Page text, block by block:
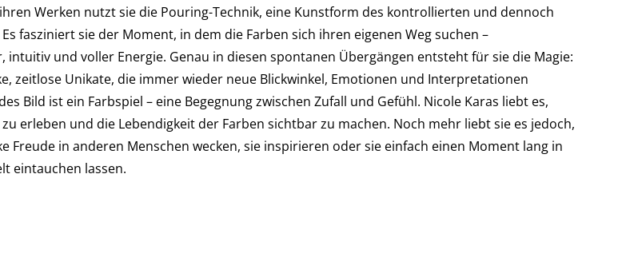
Werken nutzt sie die Pouring-Technik, eine Kunstform des kontrollierten und dennoch
fasziniert sie der Moment, in dem die Farben sich ihren eigenen Weg suchen –
intuitiv und voller Energie. Genau in diesen spontanen Übergängen entsteht für sie die Magie:
zeitlose Unikate, die immer wieder neue Blickwinkel, Emotionen und Interpretationen
Bild ist ein Farbspiel – eine Begegnung zwischen Zufall und Gefühl. Nicole Karas liebt es,
erleben und die Lebendigkeit der Farben sichtbar zu machen. Noch mehr liebt sie es jedoch,
Freude in anderen Menschen wecken, sie inspirieren oder sie einfach einen Moment lang in
eintauchen lassen.